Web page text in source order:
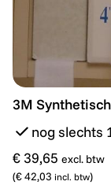
3M
3M
nog slechts
€ 39,65 excl. btw
(€ 42,03 incl. btw)